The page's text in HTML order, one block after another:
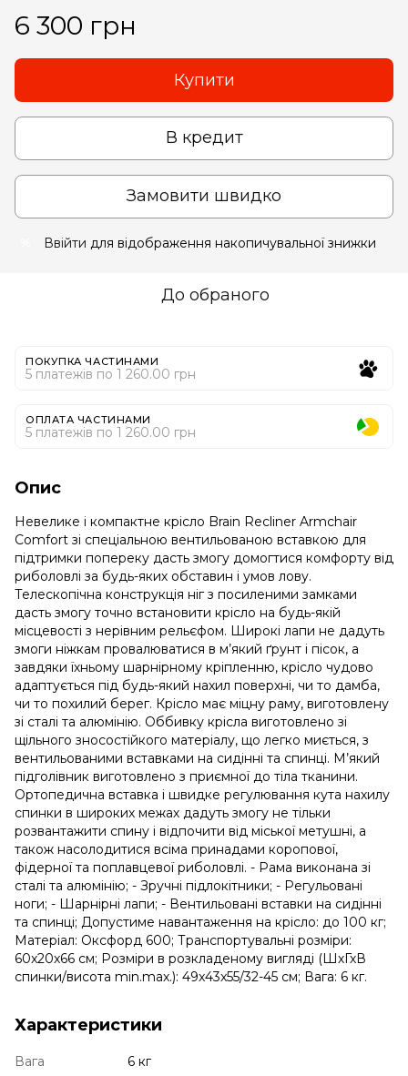
6 300 грн
Купити
В кредит
Замовити швидко
Ввійти для відображення накопичувальної знижки
До обраного
ПОКУПКА ЧАСТИНАМИ
5 платежів по 1 260.00 грн
ОПЛАТА ЧАСТИНАМИ
5 платежів по 1 260.00 грн
Опис
Невелике і компактне крісло Brain Recliner Armchair
Comfort зі спеціальною вентильованою вставкою для
підтримки попереку дасть змогу домогтися комфорту від
риболовлі за будь-яких обставин і умов лову.
Телескопічна конструкція ніг з посиленими замками
дасть змогу точно встановити крісло на будь-якій
місцевості з нерівним рельєфом. Широкі лапи не дадуть
змоги ніжкам провалюватися в м’який ґрунт і пісок, а
завдяки їхньому шарнірному кріпленню, крісло чудово
адаптується під будь-який нахил поверхні, чи то дамба,
чи то похилий берег. Крісло має міцну раму, виготовлену
зі сталі та алюмінію. Оббивку крісла виготовлено зі
щільного зносостійкого матеріалу, що легко миється, з
вентильованими вставками на сидінні та спинці. М’який
підголівник виготовлено з приємної до тіла тканини.
Ортопедична вставка і швидке регулювання кута нахилу
спинки в широких межах дадуть змогу не тільки
розвантажити спину і відпочити від міської метушні, а
також насолодитися всіма принадами коропової,
фідерної та поплавцевої риболовлі. - Рама виконана зі
сталі та алюмінію; - Зручні підлокітники; - Регульовані
ноги; - Шарнірні лапи; - Вентильовані вставки на сидінні
та спинці; Допустиме навантаження на крісло: до 100 кг;
Матеріал: Оксфорд 600; Транспортувальні розміри:
60x20x66 см; Розміри в розкладеному вигляді (ШхГхВ
спинки/висота min.max.): 49x43x55/32-45 см; Вага: 6 кг.
Характеристики
Вага
6 кг